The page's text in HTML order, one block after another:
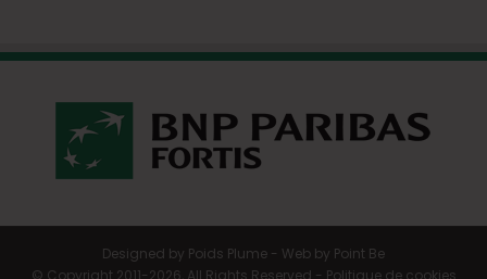
Designed by Poids Plume - Web by Point Be